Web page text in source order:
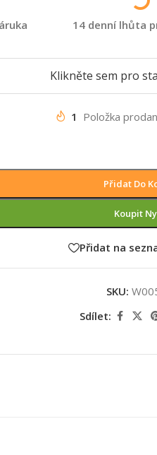
14 denní lhůta
Klikněte sem pro
1 Položka
Přidat Do
Koupit
Přidat na
SKU:
Sdílet: